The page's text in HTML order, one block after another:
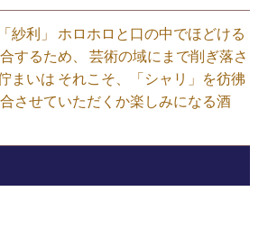
紗利」 ホロホロと口の中でほどける
するため、 芸術の域にまで削ぎ落さ
まいは それこそ、「シャリ」を彷彿
させていただくか楽しみになる酒